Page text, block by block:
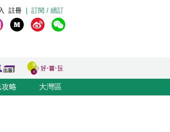
訂閱 / 續訂
註冊
略 大灣區